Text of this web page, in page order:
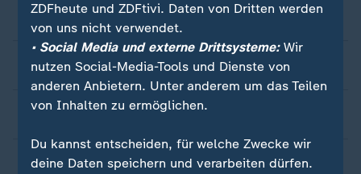
Mythos 1: Pinguine leben monogam
Mythos 2: Pinguine können nicht fliegen
Mythos 3: Pinguine leben nur am Südpol
Mythos 4: Bei Pinguinen gibt es Prostitution
ZDFheute und ZDFtivi. Daten von Dritten werden
von uns nicht verwendet.
• Social Media und externe Drittsysteme:Wir
nutzen Social-Media-Tools und Dienste von
anderen Anbietern. Unter anderem um das Teilen
von Inhalten zu ermöglichen.
Du kannst entscheiden, für welche Zwecke wir
deine Daten speichern und verarbeiten dürfen.